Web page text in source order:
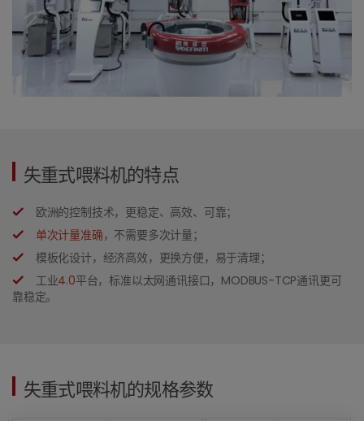
失重式喂料机的特点
欧洲的控制技术，更稳定、高效、可靠；
单次计量准确，不需要多次计量；
模板化设计，经济高效，更换方便，易于清理；
工业4.0平台，标准以太网通讯接口，MODBUS-TCP通讯更可
靠稳定。
失重式喂料机的规格参数